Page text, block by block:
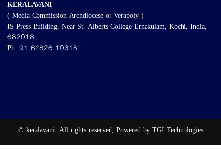
KERALAVANI
( Media Commission Archdiocese of Verapoly )
IS Press Building, Near St. Alberts College Ernakulam, Kochi, India,
682018
Ph: 91 62826 10318
© keralavani. All rights reserved, Powered by TGI Technologies